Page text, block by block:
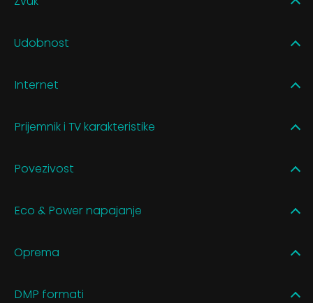
Udobnost
Internet
Prijemnik i TV karakteristike
Povezivost
Eco & Power napajanje
Oprema
DMP formati